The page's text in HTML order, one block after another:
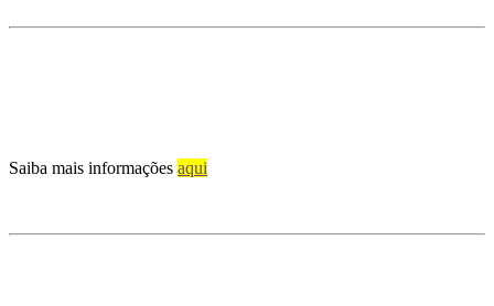
Saiba mais informações aqui